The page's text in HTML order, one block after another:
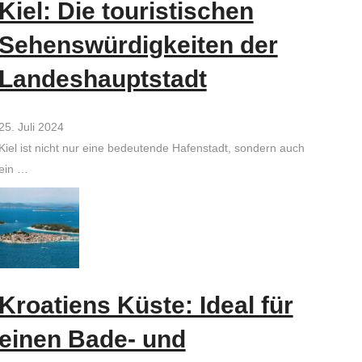
Die touristischen
der
Juli 2024
ist nicht nur eine bedeutende Hafenstadt, sondern auch
…
Küste: Ideal für
Bade- und